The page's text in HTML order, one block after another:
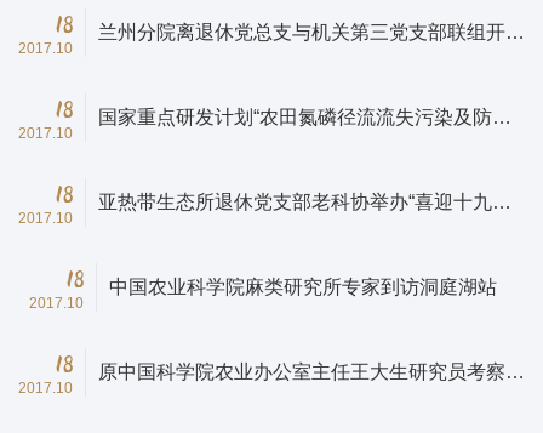
18
2017.10
兰州分院离退休党总支与机关第三党支部联组开
18
2017.10
国家重点研发计划“农田氮磷径流流失污染及防控
18
2017.10
亚热带生态所退休党支部老科协举办“喜迎十九大
18
2017.10
中国农业科学院麻类研究所专家到访洞庭湖站
18
2017.10
原中国科学院农业办公室主任王大生研究员考察亚